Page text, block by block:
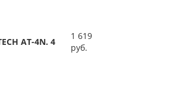
AT-4N. 4
1 619
руб.